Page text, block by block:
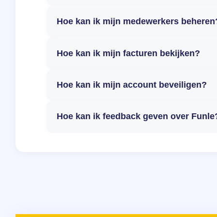
Hoe kan ik mijn medewerkers
Hoe kan ik mijn facturen bekijken?
Hoe kan ik mijn account beveiligen?
Hoe kan ik feedback geven over